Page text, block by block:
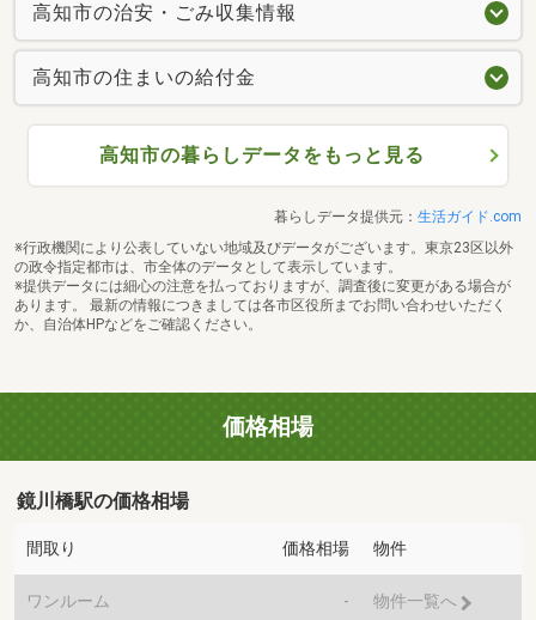
高知市の治安・ごみ収集情報
高知市の住まいの給付金
高知市の暮らしデータをもっと見る
暮らしデータ提供元： 生活ガイド.com
※行政機関により公表していない地域及びデータがございます。東京23区以外
の政令指定都市は、市全体のデータとして表示しています。
※提供データには細心の注意を払っておりますが、調査後に変更がある場合が
あります。 最新の情報につきましては各市区役所までお問い合わせいただく
か、自治体HPなどをご確認ください。
価格相場
鏡川橋駅の価格相場
間取り 価格相場 物件
ワンルーム - 物件一覧へ